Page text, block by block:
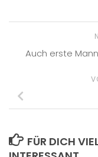
Auch erste
FÜR DICH